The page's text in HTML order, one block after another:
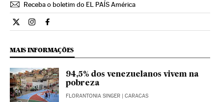
Receba o boletim do EL PAÍS América
Internacional El País Brasil en Twitter
Internacional El País Brasil en Instagram
Internacional El País Brasil en Facebook
MAIS INFORMAÇÕES
94,5% dos venezuelanos vivem na
pobreza
FLORANTONIA SINGER | CARACAS